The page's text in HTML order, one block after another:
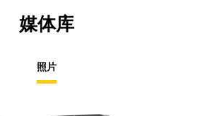
媒体库
照片